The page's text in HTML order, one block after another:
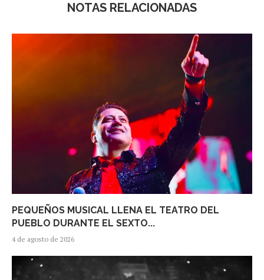
NOTAS RELACIONADAS
PEQUEÑOS MUSICAL LLENA EL TEATRO DEL
PUEBLO DURANTE EL SEXTO...
4 de agosto de 2026